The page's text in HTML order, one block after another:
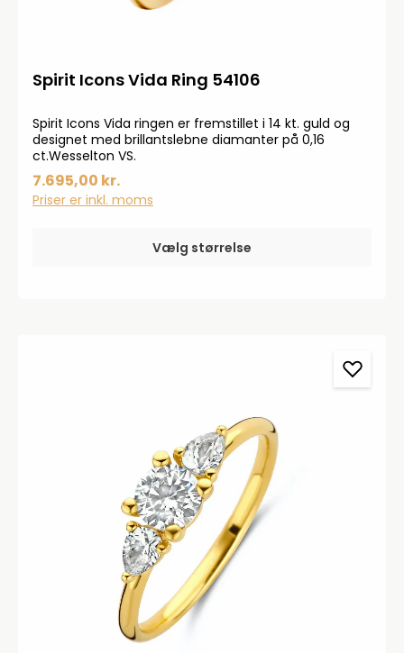
Spirit Icons Vida Ring 54106
Spirit Icons Vida ringen er fremstillet i 14 kt. guld og
designet med brillantslebne diamanter på 0,16
ct.Wesselton VS.
7.695,00 kr.
Priser er inkl. moms
Vælg størrelse